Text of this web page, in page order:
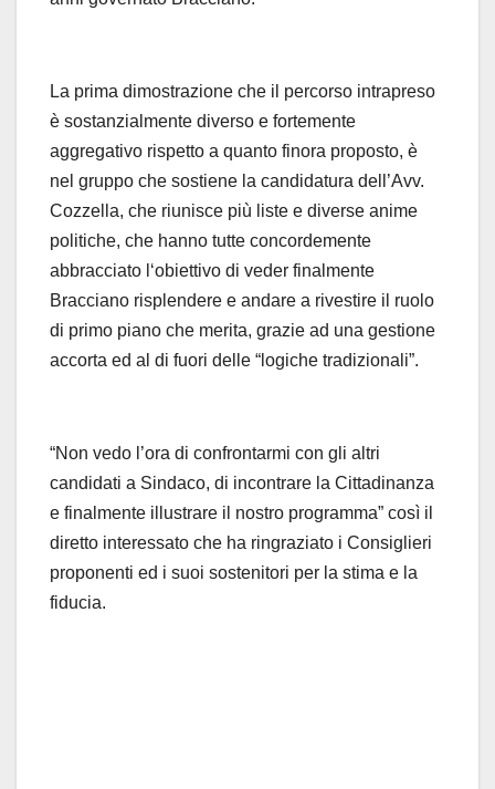
La prima dimostrazione che il percorso intrapreso
è sostanzialmente diverso e fortemente
aggregativo rispetto a quanto finora proposto, è
nel gruppo che sostiene la candidatura dell’Avv.
Cozzella, che riunisce più liste e diverse anime
politiche, che hanno tutte concordemente
abbracciato l‘obiettivo di veder finalmente
Bracciano risplendere e andare a rivestire il ruolo
di primo piano che merita, grazie ad una gestione
accorta ed al di fuori delle “logiche tradizionali”.
“Non vedo l’ora di confrontarmi con gli altri
candidati a Sindaco, di incontrare la Cittadinanza
e finalmente illustrare il nostro programma” così il
diretto interessato che ha ringraziato i Consiglieri
proponenti ed i suoi sostenitori per la stima e la
fiducia.